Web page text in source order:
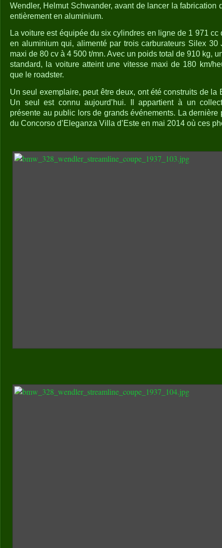
Wendler, Helmut Schwander, avant de lancer la fabrication
entièrement en aluminium.
La voiture est équipée du six cylindres en ligne de 1 971
en aluminium qui, alimenté par trois carburateurs Silex 30
maxi de 80 cv à 4 500 t/mn. Avec un poids total de 910 kg,
standard, la voiture atteint une vitesse maxi de 180 km/
que le roadster.
Un seul exemplaire, peut être deux, ont été construits de la
Un seul est connu aujourd’hui. Il appartient à un
présente au public lors de grands événements. La
du Concorso d’Eleganza Villa d’Este en mai 2014 où ces